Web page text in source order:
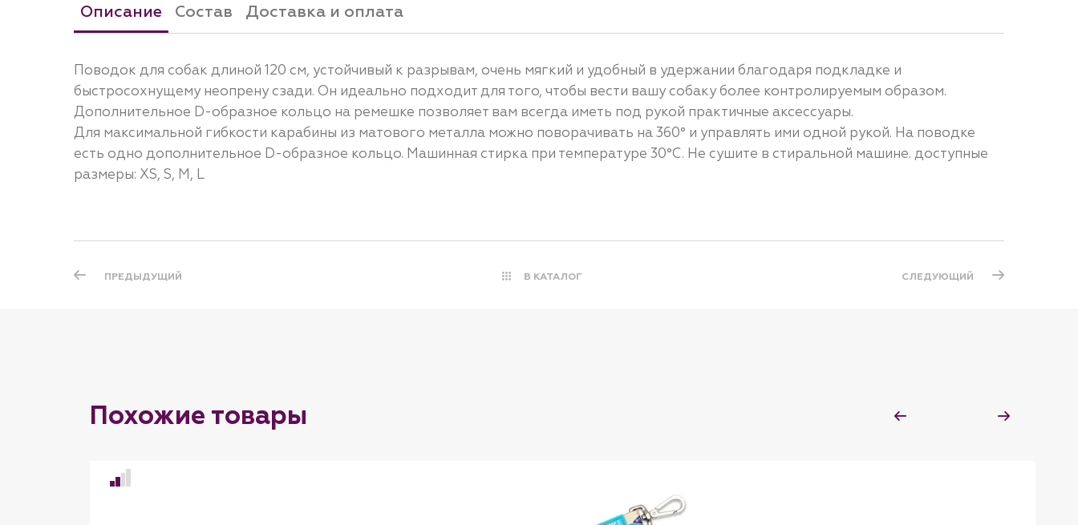
Описание Состав Доставка и оплата
Поводок для собак длиной 120 см, устойчивый к разрывам, очень мягкий и удобный в удержании благодаря подкладке и
быстросохнущему неопрену сзади. Он идеально подходит для того, чтобы вести вашу собаку более контролируемым образом.
Дополнительное D-образное кольцо на ремешке позволяет вам всегда иметь под рукой практичные аксессуары.
Для максимальной гибкости карабины из матового металла можно поворачивать на 360° и управлять ими одной рукой. На поводке
есть одно дополнительное D-образное кольцо. Машинная стирка при температуре 30°C. Не сушите в стиральной машине. доступные
размеры: XS, S, M, L
ПРЕДЫДУЩИЙ В КАТАЛОГ СЛЕДУЮЩИЙ
Похожие товары